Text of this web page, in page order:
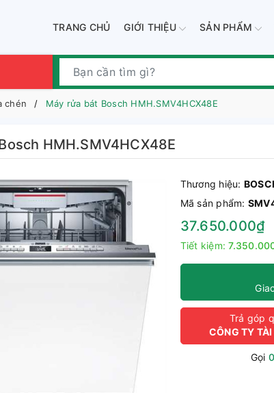
TRANG CHỦ GIỚI THIỆU SẢN PHẨM
chén Máy rửa bát Bosch HMH.SMV4HCX48E
HMH.SMV4HCX48E
Thương hiệu:
Mã sản phẩm:
37.650.000₫
Tiết kiệm:
Trả góp
CÔNG TY
Gọi